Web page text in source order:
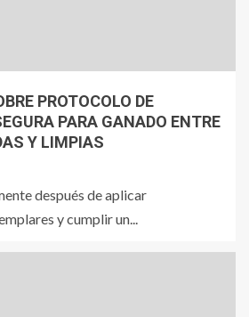
PROTOCOLO DE
PARA GANADO ENTRE
Y LIMPIAS
después de aplicar
y cumplir un...